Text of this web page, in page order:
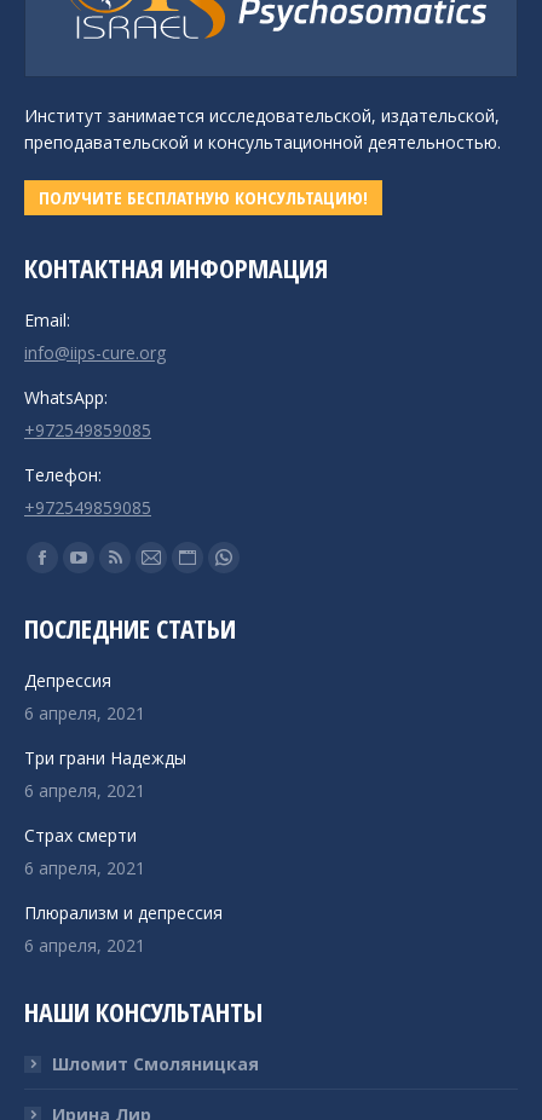
Институт занимается исследовательской, издательской,
преподавательской и консультационной деятельностью.
ПОЛУЧИТЕ БЕСПЛАТНУЮ КОНСУЛЬТАЦИЮ!
КОНТАКТНАЯ ИНФОРМАЦИЯ
Email:
info@iips-cure.org
WhatsApp:
+972549859085
Телефон:
+972549859085
Ищите нас:
Страница
открывается
новом
окне
Страница
открывается
окне
Страница
открывается
Страница
открывается
Страница
открывается
Страница
открывается
ПОСЛЕДНИЕ СТАТЬИ
Депрессия
6 апреля, 2021
Три грани Надежды
6 апреля, 2021
Страх смерти
6 апреля, 2021
Плюрализм и депрессия
6 апреля, 2021
НАШИ КОНСУЛЬТАНТЫ
Шломит Смоляницкая
Ирина Лир